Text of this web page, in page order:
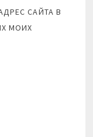
САЙТА В
МОИХ